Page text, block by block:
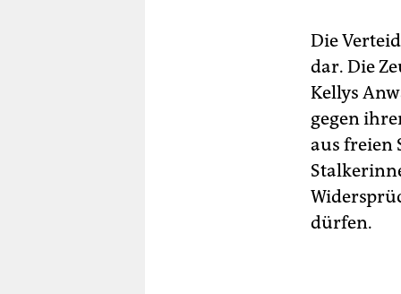
Die
dar. Die
Kellys
gegen
aus freien
dürfen.